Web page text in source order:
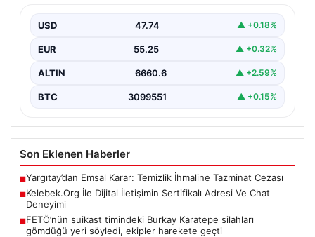
kurması kritik bir değer ifade etmektedir. Günümüzde…
USD 47.74 ▲ +0.18%
EUR 55.25 ▲ +0.32%
ALTIN 6660.6 ▲ +2.59%
BTC 3099551 ▲ +0.15%
Son Eklenen Haberler
■Yargıtay’dan Emsal Karar: Temizlik İhmaline Tazminat Cezası
■Kelebek.Org İle Dijital İletişimin Sertifikalı Adresi Ve Chat
Deneyimi
■FETÖ’nün suikast timindeki Burkay Karatepe silahları
gömdüğü yeri söyledi, ekipler harekete geçti